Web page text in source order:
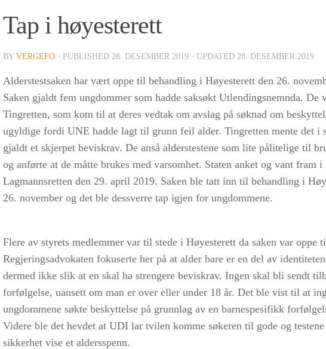
Tap i høyesterett
BY VERGEFO · PUBLISHED 28. DESEMBER 2019 · UPDATED 28. DESEMBER 2019
Alderstestsaken har vært oppe til behandling i Høyesterett den 26.
Saken gjaldt fem ungdommer som hadde saksøkt Utlendingsnemnda. De
Tingretten, som kom til at deres vedtak om avslag på søknad om
ugyldige fordi UNE hadde lagt til grunn feil alder. Tingretten mente det i
gjaldt et skjerpet beviskrav. De anså alderstestene som lite pålitelige til
og anførte at de måtte brukes med varsomhet. Staten anket og vant fram i
Lagmannsretten den 29. april 2019. Saken ble tatt inn til behandling i
26. november og det ble dessverre tap igjen for ungdommene.
Flere av styrets medlemmer var til stede i Høyesterett da saken var oppe
Regjeringsadvokaten fokuserte her på at alder bare er en del av
dermed ikke slik at en skal ha strengere beviskrav. Ingen skal bli sendt
forfølgelse, uansett om man er over eller under 18 år. Det ble vist til at
ungdommene søkte beskyttelse på grunnlag av en barnespesifikk
Videre ble det hevdet at UDI lar tvilen komme søkeren til gode og
sikkerhet vise et aldersspenn.